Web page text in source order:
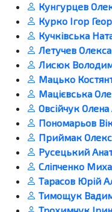
Кунгурцев
Курко Ігор
Кучківська
Летучев
Лисюк
Мацько
Мацієвська
Овсійчук Олена
Пономарьов
Приймак
Русецький
Сліпченко
Тарасов Юрій
Тимощук